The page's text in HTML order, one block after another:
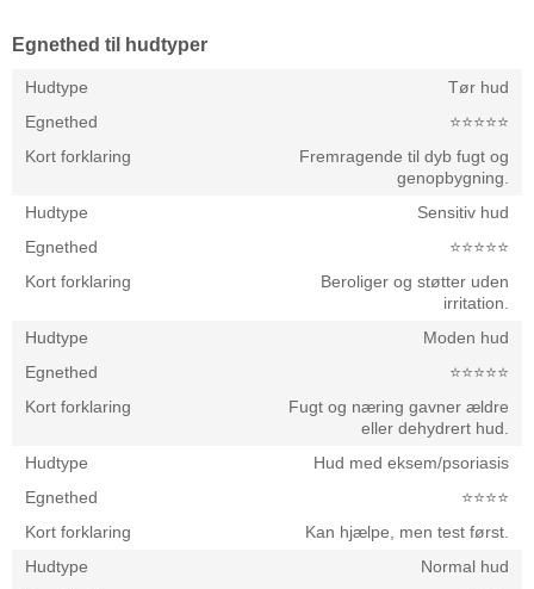
Egnethed til hudtyper
Tør hud
⭐️⭐️⭐️⭐️⭐️
Fremragende til dyb fugt og
genopbygning.
Sensitiv hud
⭐️⭐️⭐️⭐️⭐️
Beroliger og støtter uden
irritation.
Moden hud
⭐️⭐️⭐️⭐️⭐️
Fugt og næring gavner ældre
eller dehydrert hud.
Hud med eksem/psoriasis
⭐️⭐️⭐️⭐️
Kan hjælpe, men test først.
Normal hud